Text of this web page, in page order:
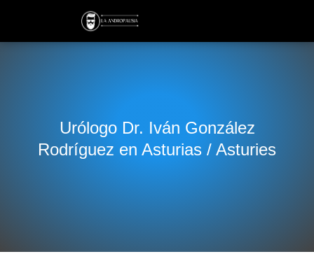
Urólogo Dr. Iván González
Rodríguez en Asturias / Asturies